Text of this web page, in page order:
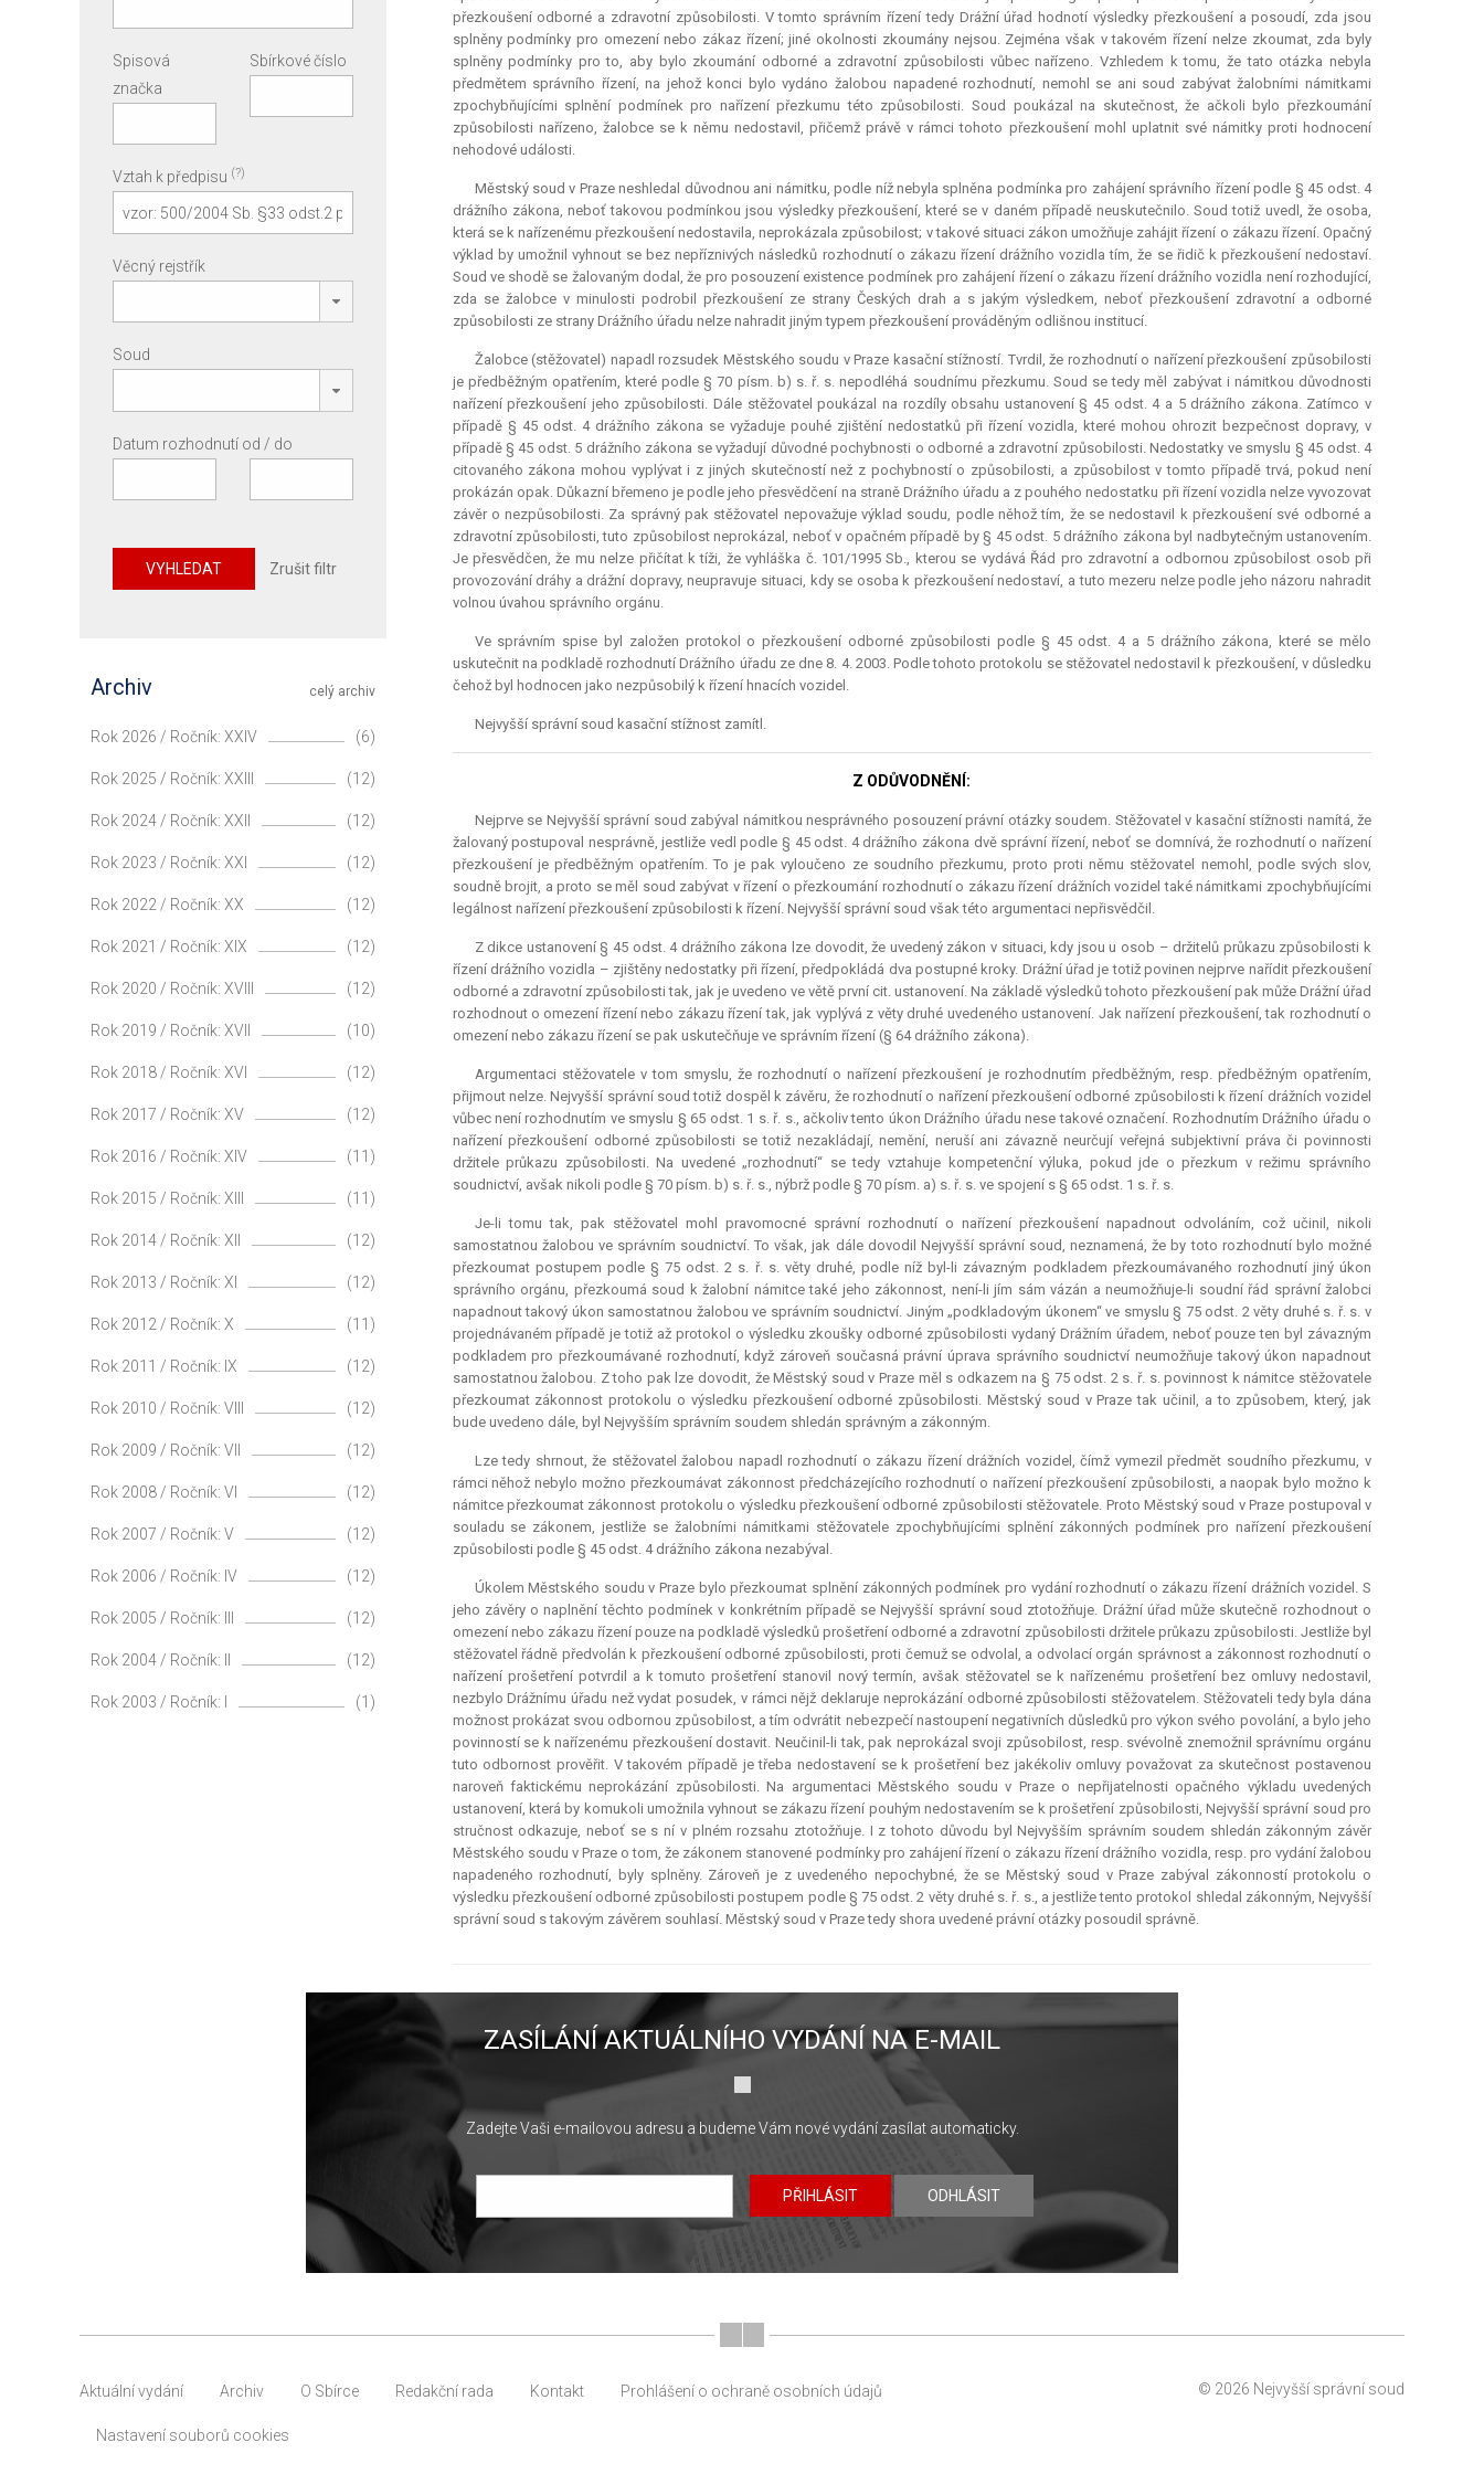
přezkoušení odborné a zdravotní způsobilosti. V tomto správním řízení tedy Drážní úřad hodnotí výsledky přezkoušení a posoudí, zda jsou
splněny podmínky pro omezení nebo zákaz řízení; jiné okolnosti zkoumány nejsou. Zejména však v takovém řízení nelze zkoumat, zda byly
splněny podmínky pro to, aby bylo zkoumání odborné a zdravotní způsobilosti vůbec nařízeno. Vzhledem k tomu, že tato otázka nebyla
předmětem správního řízení, na jehož konci bylo vydáno žalobou napadené rozhodnutí, nemohl se ani soud zabývat žalobními námitkami
zpochybňujícími splnění podmínek pro nařízení přezkumu této způsobilosti. Soud poukázal na skutečnost, že ačkoli bylo přezkoumání
způsobilosti nařízeno, žalobce se k němu nedostavil, přičemž právě v rámci tohoto přezkoušení mohl uplatnit své námitky proti hodnocení
nehodové události.
Městský soud v Praze neshledal důvodnou ani námitku, podle níž nebyla splněna podmínka pro zahájení správního řízení podle § 45 odst. 4
drážního zákona, neboť takovou podmínkou jsou výsledky přezkoušení, které se v daném případě neuskutečnilo. Soud totiž uvedl, že osoba,
která se k nařízenému přezkoušení nedostavila, neprokázala způsobilost; v takové situaci zákon umožňuje zahájit řízení o zákazu řízení. Opačný
výklad by umožnil vyhnout se bez nepříznivých následků rozhodnutí o zákazu řízení drážního vozidla tím, že se řidič k přezkoušení nedostaví.
Soud ve shodě se žalovaným dodal, že pro posouzení existence podmínek pro zahájení řízení o zákazu řízení drážního vozidla není rozhodující,
zda se žalobce v minulosti podrobil přezkoušení ze strany Českých drah a s jakým výsledkem, neboť přezkoušení zdravotní a odborné
způsobilosti ze strany Drážního úřadu nelze nahradit jiným typem přezkoušení prováděným odlišnou institucí.
Žalobce (stěžovatel) napadl rozsudek Městského soudu v Praze kasační stížností. Tvrdil, že rozhodnutí o nařízení přezkoušení způsobilosti
je předběžným opatřením, které podle § 70 písm. b) s. ř. s. nepodléhá soudnímu přezkumu. Soud se tedy měl zabývat i námitkou důvodnosti
nařízení přezkoušení jeho způsobilosti. Dále stěžovatel poukázal na rozdíly obsahu ustanovení § 45 odst. 4 a 5 drážního zákona. Zatímco v
případě § 45 odst. 4 drážního zákona se vyžaduje pouhé zjištění nedostatků při řízení vozidla, které mohou ohrozit bezpečnost dopravy, v
případě § 45 odst. 5 drážního zákona se vyžadují důvodné pochybnosti o odborné a zdravotní způsobilosti. Nedostatky ve smyslu § 45 odst. 4
citovaného zákona mohou vyplývat i z jiných skutečností než z pochybností o způsobilosti, a způsobilost v tomto případě trvá, pokud není
prokázán opak. Důkazní břemeno je podle jeho přesvědčení na straně Drážního úřadu a z pouhého nedostatku při řízení vozidla nelze vyvozovat
závěr o nezpůsobilosti. Za správný pak stěžovatel nepovažuje výklad soudu, podle něhož tím, že se nedostavil k přezkoušení své odborné a
zdravotní způsobilosti, tuto způsobilost neprokázal, neboť v opačném případě by § 45 odst. 5 drážního zákona byl nadbytečným ustanovením.
Je přesvědčen, že mu nelze přičítat k tíži, že vyhláška č. 101/1995 Sb., kterou se vydává Řád pro zdravotní a odbornou způsobilost osob při
provozování dráhy a drážní dopravy, neupravuje situaci, kdy se osoba k přezkoušení nedostaví, a tuto mezeru nelze podle jeho názoru nahradit
volnou úvahou správního orgánu.
Ve správním spise byl založen protokol o přezkoušení odborné způsobilosti podle § 45 odst. 4 a 5 drážního zákona, které se mělo
uskutečnit na podkladě rozhodnutí Drážního úřadu ze dne 8. 4. 2003. Podle tohoto protokolu se stěžovatel nedostavil k přezkoušení, v důsledku
čehož byl hodnocen jako nezpůsobilý k řízení hnacích vozidel.
Nejvyšší správní soud kasační stížnost zamítl.
Z ODŮVODNĚNÍ:
Nejprve se Nejvyšší správní soud zabýval námitkou nesprávného posouzení právní otázky soudem. Stěžovatel v kasační stížnosti namítá, že
žalovaný postupoval nesprávně, jestliže vedl podle § 45 odst. 4 drážního zákona dvě správní řízení, neboť se domnívá, že rozhodnutí o nařízení
přezkoušení je předběžným opatřením. To je pak vyloučeno ze soudního přezkumu, proto proti němu stěžovatel nemohl, podle svých slov,
soudně brojit, a proto se měl soud zabývat v řízení o přezkoumání rozhodnutí o zákazu řízení drážních vozidel také námitkami zpochybňujícími
legálnost nařízení přezkoušení způsobilosti k řízení. Nejvyšší správní soud však této argumentaci nepřisvědčil.
Z dikce ustanovení § 45 odst. 4 drážního zákona lze dovodit, že uvedený zákon v situaci, kdy jsou u osob – držitelů průkazu způsobilosti k
řízení drážního vozidla – zjištěny nedostatky při řízení, předpokládá dva postupné kroky. Drážní úřad je totiž povinen nejprve nařídit přezkoušení
odborné a zdravotní způsobilosti tak, jak je uvedeno ve větě první cit. ustanovení. Na základě výsledků tohoto přezkoušení pak může Drážní úřad
rozhodnout o omezení řízení nebo zákazu řízení tak, jak vyplývá z věty druhé uvedeného ustanovení. Jak nařízení přezkoušení, tak rozhodnutí o
omezení nebo zákazu řízení se pak uskutečňuje ve správním řízení (§ 64 drážního zákona).
Argumentaci stěžovatele v tom smyslu, že rozhodnutí o nařízení přezkoušení je rozhodnutím předběžným, resp. předběžným opatřením,
přijmout nelze. Nejvyšší správní soud totiž dospěl k závěru, že rozhodnutí o nařízení přezkoušení odborné způsobilosti k řízení drážních vozidel
vůbec není rozhodnutím ve smyslu § 65 odst. 1 s. ř. s., ačkoliv tento úkon Drážního úřadu nese takové označení. Rozhodnutím Drážního úřadu o
nařízení přezkoušení odborné způsobilosti se totiž nezakládají, nemění, neruší ani závazně neurčují veřejná subjektivní práva či povinnosti
držitele průkazu způsobilosti. Na uvedené „rozhodnutí“ se tedy vztahuje kompetenční výluka, pokud jde o přezkum v režimu správního
soudnictví, avšak nikoli podle § 70 písm. b) s. ř. s., nýbrž podle § 70 písm. a) s. ř. s. ve spojení s § 65 odst. 1 s. ř. s.
Je-li tomu tak, pak stěžovatel mohl pravomocné správní rozhodnutí o nařízení přezkoušení napadnout odvoláním, což učinil, nikoli
samostatnou žalobou ve správním soudnictví. To však, jak dále dovodil Nejvyšší správní soud, neznamená, že by toto rozhodnutí bylo možné
přezkoumat postupem podle § 75 odst. 2 s. ř. s. věty druhé, podle níž byl-li závazným podkladem přezkoumávaného rozhodnutí jiný úkon
správního orgánu, přezkoumá soud k žalobní námitce také jeho zákonnost, není-li jím sám vázán a neumožňuje-li soudní řád správní žalobci
napadnout takový úkon samostatnou žalobou ve správním soudnictví. Jiným „podkladovým úkonem“ ve smyslu § 75 odst. 2 věty druhé s. ř. s. v
projednávaném případě je totiž až protokol o výsledku zkoušky odborné způsobilosti vydaný Drážním úřadem, neboť pouze ten byl závazným
podkladem pro přezkoumávané rozhodnutí, když zároveň současná právní úprava správního soudnictví neumožňuje takový úkon napadnout
samostatnou žalobou. Z toho pak lze dovodit, že Městský soud v Praze měl s odkazem na § 75 odst. 2 s. ř. s. povinnost k námitce stěžovatele
přezkoumat zákonnost protokolu o výsledku přezkoušení odborné způsobilosti. Městský soud v Praze tak učinil, a to způsobem, který, jak
bude uvedeno dále, byl Nejvyšším správním soudem shledán správným a zákonným.
Lze tedy shrnout, že stěžovatel žalobou napadl rozhodnutí o zákazu řízení drážních vozidel, čímž vymezil předmět soudního přezkumu, v
rámci něhož nebylo možno přezkoumávat zákonnost předcházejícího rozhodnutí o nařízení přezkoušení způsobilosti, a naopak bylo možno k
námitce přezkoumat zákonnost protokolu o výsledku přezkoušení odborné způsobilosti stěžovatele. Proto Městský soud v Praze postupoval v
souladu se zákonem, jestliže se žalobními námitkami stěžovatele zpochybňujícími splnění zákonných podmínek pro nařízení přezkoušení
způsobilosti podle § 45 odst. 4 drážního zákona nezabýval.
Úkolem Městského soudu v Praze bylo přezkoumat splnění zákonných podmínek pro vydání rozhodnutí o zákazu řízení drážních vozidel. S
jeho závěry o naplnění těchto podmínek v konkrétním případě se Nejvyšší správní soud ztotožňuje. Drážní úřad může skutečně rozhodnout o
omezení nebo zákazu řízení pouze na podkladě výsledků prošetření odborné a zdravotní způsobilosti držitele průkazu způsobilosti. Jestliže byl
stěžovatel řádně předvolán k přezkoušení odborné způsobilosti, proti čemuž se odvolal, a odvolací orgán správnost a zákonnost rozhodnutí o
nařízení prošetření potvrdil a k tomuto prošetření stanovil nový termín, avšak stěžovatel se k nařízenému prošetření bez omluvy nedostavil,
nezbylo Drážnímu úřadu než vydat posudek, v rámci nějž deklaruje neprokázání odborné způsobilosti stěžovatelem. Stěžovateli tedy byla dána
možnost prokázat svou odbornou způsobilost, a tím odvrátit nebezpečí nastoupení negativních důsledků pro výkon svého povolání, a bylo jeho
povinností se k nařízenému přezkoušení dostavit. Neučinil-li tak, pak neprokázal svoji způsobilost, resp. svévolně znemožnil správnímu orgánu
tuto odbornost prověřit. V takovém případě je třeba nedostavení se k prošetření bez jakékoliv omluvy považovat za skutečnost postavenou
naroveň faktickému neprokázání způsobilosti. Na argumentaci Městského soudu v Praze o nepřijatelnosti opačného výkladu uvedených
ustanovení, která by komukoli umožnila vyhnout se zákazu řízení pouhým nedostavením se k prošetření způsobilosti, Nejvyšší správní soud pro
stručnost odkazuje, neboť se s ní v plném rozsahu ztotožňuje. I z tohoto důvodu byl Nejvyšším správním soudem shledán zákonným závěr
Městského soudu v Praze o tom, že zákonem stanovené podmínky pro zahájení řízení o zákazu řízení drážního vozidla, resp. pro vydání žalobou
napadeného rozhodnutí, byly splněny. Zároveň je z uvedeného nepochybné, že se Městský soud v Praze zabýval zákonností protokolu o
výsledku přezkoušení odborné způsobilosti postupem podle § 75 odst. 2 věty druhé s. ř. s., a jestliže tento protokol shledal zákonným, Nejvyšší
správní soud s takovým závěrem souhlasí. Městský soud v Praze tedy shora uvedené právní otázky posoudil správně.
Spisová
značka
Sbírkové číslo
Vztah k předpisu (?)
Věcný rejstřík
Soud
Datum rozhodnutí od / do
VYHLEDAT Zrušit filtr
celý archiv
Archiv
Rok 2026 / Ročník: XXIV (6)
Rok 2025 / Ročník: XXIII (12)
Rok 2024 / Ročník: XXII (12)
Rok 2023 / Ročník: XXI (12)
Rok 2022 / Ročník: XX (12)
Rok 2021 / Ročník: XIX (12)
Rok 2020 / Ročník: XVIII (12)
Rok 2019 / Ročník: XVII (10)
Rok 2018 / Ročník: XVI (12)
Rok 2017 / Ročník: XV (12)
Rok 2016 / Ročník: XIV (11)
Rok 2015 / Ročník: XIII (11)
Rok 2014 / Ročník: XII (12)
Rok 2013 / Ročník: XI (12)
Rok 2012 / Ročník: X (11)
Rok 2011 / Ročník: IX (12)
Rok 2010 / Ročník: VIII (12)
Rok 2009 / Ročník: VII (12)
Rok 2008 / Ročník: VI (12)
Rok 2007 / Ročník: V (12)
Rok 2006 / Ročník: IV (12)
Rok 2005 / Ročník: III (12)
Rok 2004 / Ročník: II (12)
Rok 2003 / Ročník: I (1)
ZASÍLÁNÍ AKTUÁLNÍHO VYDÁNÍ NA E-MAIL
Zadejte Vaši e-mailovou adresu a budeme Vám nové vydání zasílat automaticky.
PŘIHLÁSIT ODHLÁSIT
Aktuální vydání Archiv O Sbírce Redakční rada Kontakt Prohlášení o ochraně osobních údajů
Nastavení souborů cookies
© 2026 Nejvyšší správní soud